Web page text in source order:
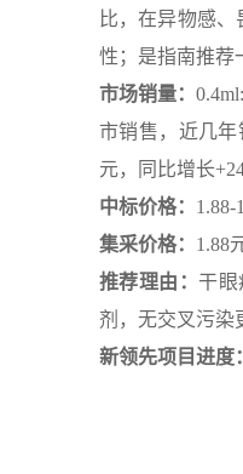
比，在异物感
性；是指南推荐
市场销量：
市销售，近几年
元，同比增长
中标价格： 1.88-
集采价格： 1.88
推荐理由： 干
剂，无交叉污染
新领先项目进度：